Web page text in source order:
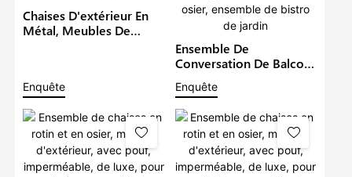
Chaises D'extérieur En
Métal, Meubles De
Étanche, Chaise Pliable
En Aluminium
Enquête
Ensemble De
Conversation De Balcon
Moderne, Chaises De
Patio En Rotin, Mobilier
De Jardin, Ensemble De
Salle À Manger
D'extérieur En Osier,
Ensemble De Bistro De
Jardin
Enquête